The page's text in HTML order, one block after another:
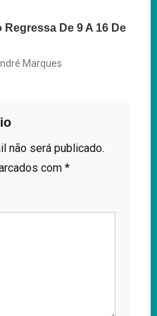
De 9 A 16 De
Marques
não será publicado.
com *